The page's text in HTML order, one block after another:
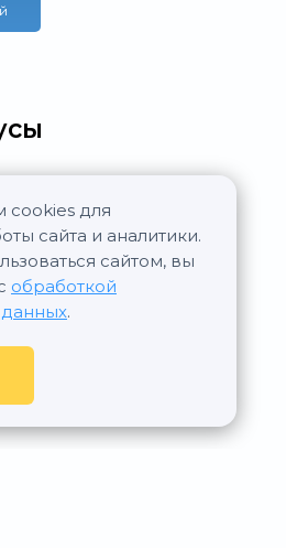
cookies для
сайта и аналитики.
сайтом, вы
обработкой
.
Добавить минус